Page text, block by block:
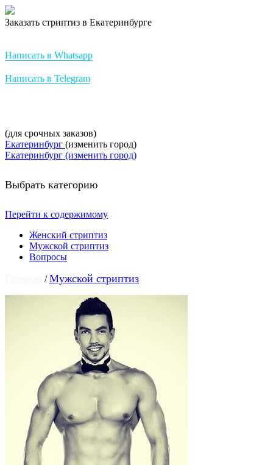
Заказать стриптиз в Екатеринбурге
Написать в Whatsapp
Написать в Telegram
(для срочных заказов)
Екатеринбург (изменить город)
Екатеринбург (изменить город)
Выбрать категорию
Перейти к содержимому
Женский стриптиз
Мужской стриптиз
Вопросы
/Мужской стриптиз